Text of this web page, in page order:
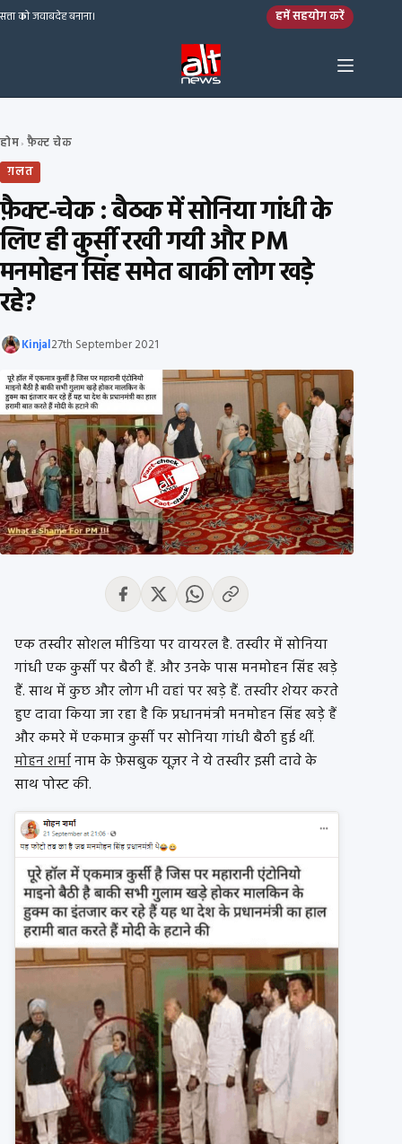
Skip to content
सत्ता को जवाबदेह बनाना। हमें सहयोग करें
होम› फ़ैक्ट चेक
ग़लत
फ़ैक्ट-चेक : बैठक में सोनिया गांधी के
लिए ही कुर्सी रखी गयी और PM
मनमोहन सिंह समेत बाकी लोग खड़े
रहे?
Kinjal27th September 2021
एक तस्वीर सोशल मीडिया पर वायरल है. तस्वीर में सोनिया
गांधी एक कुर्सी पर बैठी हैं. और उनके पास मनमोहन सिंह खड़े
हैं. साथ में कुछ और लोग भी वहां पर खड़े हैं. तस्वीर शेयर करते
हुए दावा किया जा रहा है कि प्रधानमंत्री मनमोहन सिंह खड़े हैं
और कमरे में एकमात्र कुर्सी पर सोनिया गांधी बैठी हुई थीं.
मोहन शर्मानाम के फ़ेसबुक यूज़र ने ये तस्वीर इसी दावे के
साथ पोस्ट की.